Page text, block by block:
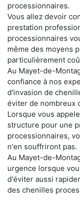
processionnaires.
Vous allez devoir
prestation
processionnaires
même des moyens
particulièrement
Au Mayet-de-
confiance à nos
d'invasion de
éviter de nombreux
Lorsque vous
structure pour une
processionnaires,
n'en souffriront pas.
Au Mayet-de-
urgence lorsque
d'éviter aussi
des chenilles